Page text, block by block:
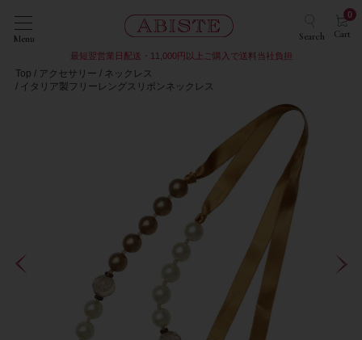
Menu Search Cart
0
最短翌営業日配送・11,000円以上ご購入で送料当社負担
Top アクセサリー
ネックレス
イタリア製フリーレングスリボンネックレス